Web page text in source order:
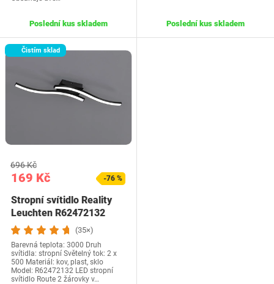
Poslední kus skladem Poslední kus skladem
Čistím sklad
169 Kč
696 Kč
-76 %
Stropní svítidlo Reality
Leuchten R62472132
(35×)
Barevná teplota: 3000 Druh
svítidla: stropní Světelný tok: 2 x
500 Materiál: kov, plast, sklo
Model: R62472132 LED stropní
svítidlo Route 2 žárovky v…